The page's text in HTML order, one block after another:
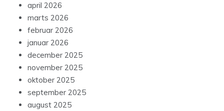
april 2026
marts 2026
februar 2026
januar 2026
december 2025
november 2025
oktober 2025
september 2025
august 2025